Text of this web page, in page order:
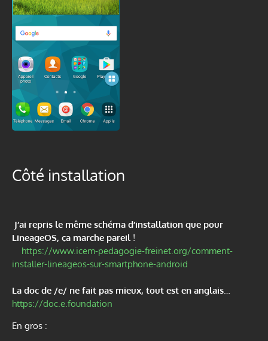
Côté installation
J’ai repris le même schéma d’installation que pour
LineageOS, ça marche pareil !
https://www.icem-pedagogie-freinet.org/comment-
installer-lineageos-sur-smartphone-android
L a doc de /e/ ne fait pas mieux, tout est en anglais
https://doc.e.foundation
En gros :